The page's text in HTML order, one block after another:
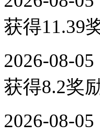
获得11.39
2026-08-05
获得8.2奖
2026-08-05